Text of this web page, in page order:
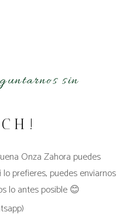
sin
Onza Zahora puedes
prefieres, puedes enviarnos
lo antes posible 😊